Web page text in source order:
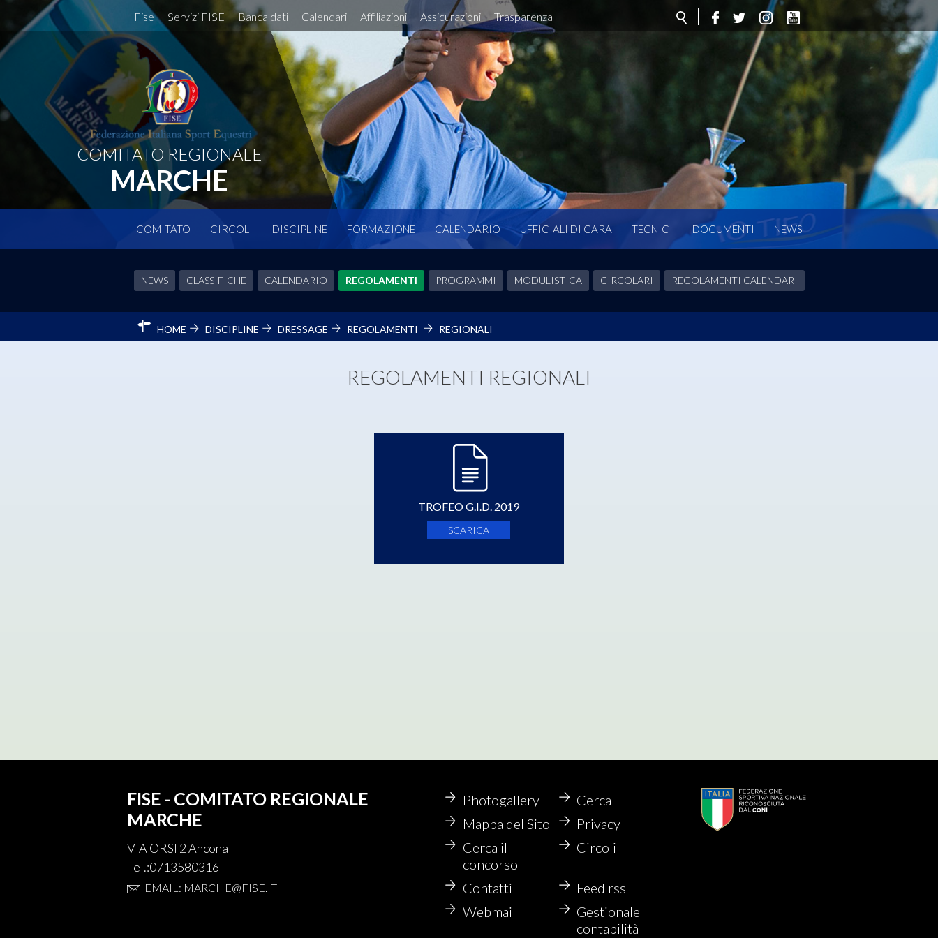
Fise Servizi FISE Banca dati Calendari Affiliazioni Assicurazioni Trasparenza
COMITATO REGIONALE
MARCHE
COMITATO CIRCOLI DISCIPLINE FORMAZIONE CALENDARIO UFFICIALI DI GARA TECNICI DOCUMENTI NEWS
NEWS CLASSIFICHE CALENDARIO REGOLAMENTI PROGRAMMI MODULISTICA CIRCOLARI REGOLAMENTI CALENDARI
HOME DISCIPLINE DRESSAGE REGOLAMENTI REGIONALI
REGOLAMENTI REGIONALI
TROFEO G.I.D. 2019
SCARICA
FISE - COMITATO REGIONALE
MARCHE
VIA ORSI 2 Ancona
Tel.:0713580316
EMAIL: MARCHE@FISE.IT
Photogallery
Cerca
Mappa del Sito
Privacy
Cerca il
concorso
Circoli
Contatti
Feed rss
Webmail
Gestionale
contabilità